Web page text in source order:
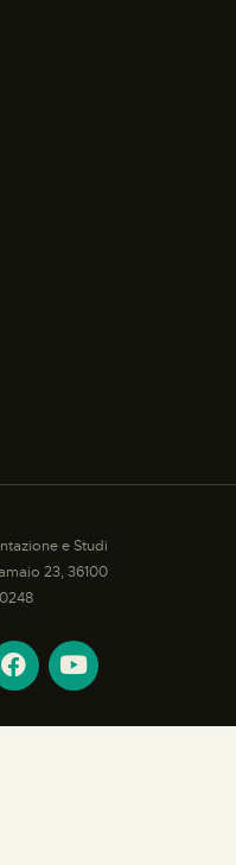
e Studi
23, 36100